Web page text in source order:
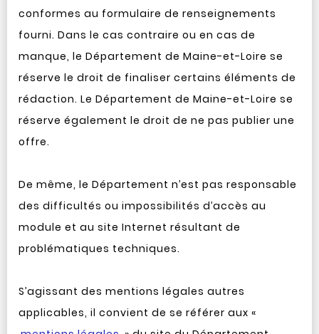
conformes au formulaire de renseignements
fourni. Dans le cas contraire ou en cas de
manque, le Département de Maine-et-Loire se
réserve le droit de finaliser certains éléments de
rédaction. Le Département de Maine-et-Loire se
réserve également le droit de ne pas publier une
offre.
De même, le Département n’est pas responsable
des difficultés ou impossibilités d’accès au
module et au site Internet résultant de
problématiques techniques.
S’agissant des mentions légales autres
applicables, il convient de se référer aux «